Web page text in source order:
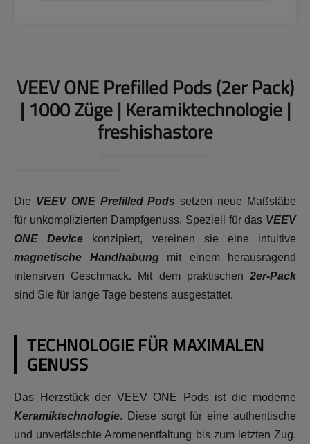
VEEV ONE Prefilled Pods (2er Pack)
| 1000 Züge | Keramiktechnologie |
freshishastore
Die VEEV ONE Prefilled Pods setzen neue Maßstäbe
für unkomplizierten Dampfgenuss. Speziell für das VEEV
ONE Device konzipiert, vereinen sie eine intuitive
magnetische Handhabungmit einem herausragend
intensiven Geschmack. Mit dem praktischen 2er-Pack
sind Sie für lange Tage bestens ausgestattet.
TECHNOLOGIE FÜR MAXIMALEN
GENUSS
Das Herzstück der VEEV ONE Pods ist die moderne
Keramiktechnologie. Diese sorgt für eine authentische
und unverfälschte Aromenentfaltung bis zum letzten Zug.